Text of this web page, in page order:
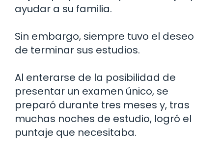
ayudar a su familia.
Sin embargo, siempre tuvo el deseo
de terminar sus estudios.
Al enterarse de la posibilidad de
presentar un examen único, se
preparó durante tres meses y, tras
muchas noches de estudio, logró el
puntaje que necesitaba.